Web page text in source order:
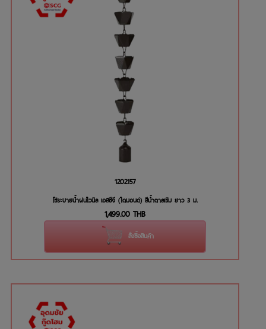
1202157
โซ่ระบายน้ำฝนไวนิล เอสซีจี (ไดมอนด์) สีน้ำตาลเข้ม ยาว 3 ม.
1,499.00 THB
สั่งซื้อสินค้า